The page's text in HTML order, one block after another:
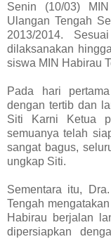
Senin (10/03)
Ulangan Tengah
2013/2014.
dilaksanakan
siswa MIN Habirau
Pada hari
dengan tertib dan
Siti Karni Ketua
semuanya telah
sangat bagus,
ungkap Siti.
Sementara itu,
Tengah
Habirau berjalan
dipersiapkan